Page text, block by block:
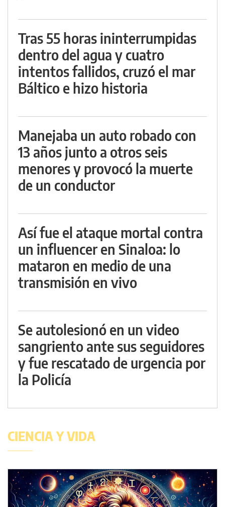
Tras 55 horas ininterrumpidas
dentro del agua y cuatro
intentos fallidos, cruzó el mar
Báltico e hizo historia
Manejaba un auto robado con
13 años junto a otros seis
menores y provocó la muerte
de un conductor
Así fue el ataque mortal contra
un influencer en Sinaloa: lo
mataron en medio de una
transmisión en vivo
Se autolesionó en un video
sangriento ante sus seguidores
y fue rescatado de urgencia por
la Policía
CIENCIA Y VIDA